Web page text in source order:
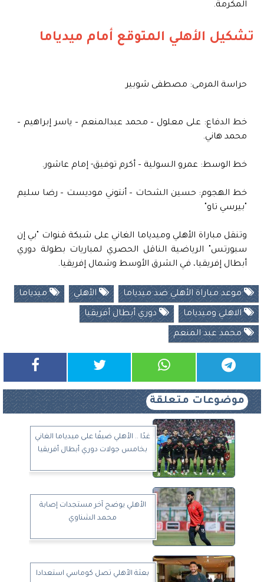
المكرمة.
تشكيل الأهلي المتوقع أمام ميدياما
حراسة المرمى: مصطفى شوبير
خط الدفاع: على معلول – محمد عبدالمنعم – ياسر إبراهيم –
محمد هاني.
خط الوسط: عمرو السولية – أكرم توفيق- إمام عاشور.
خط الهجوم: حسين الشحات – أنتوني موديست – رضا سليم
"بيرسي تاو"
وتنقل مباراة الأهلي وميدياما الغاني على شبكة قنوات "بي إن
سبورتس" الرياضية الناقل الحصري لمباريات بطولة دوري
أبطال إفريقيا، في الشرق الأوسط وشمال إفريقيا.
موعد مباراة الأهلي ضد ميدياما الأهلي ميدياما
الاهلي وميدياما دوري أبطال أفريقيا
محمد عبد المنعم
موضوعات متعلقة
غدًا .. الأهلي ضيفًا على ميدياما الغاني
بخامس جولات دوري أبطال أفريقيا
الأهلي يوضح آخر مستجدات إصابة
محمد الشناوي
بعثة الأهلي تصل كوماسي استعدادا